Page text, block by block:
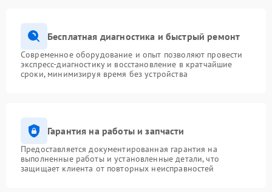
Бесплатная диагностика и быстрый ремонт
Современное оборудование и опыт позволяют провести
экспресс-диагностику и восстановление в кратчайшие
сроки, минимизируя время без устройства
Гарантия на работы и запчасти
Предоставляется документированная гарантия на
выполненные работы и установленные детали, что
защищает клиента от повторных неисправностей